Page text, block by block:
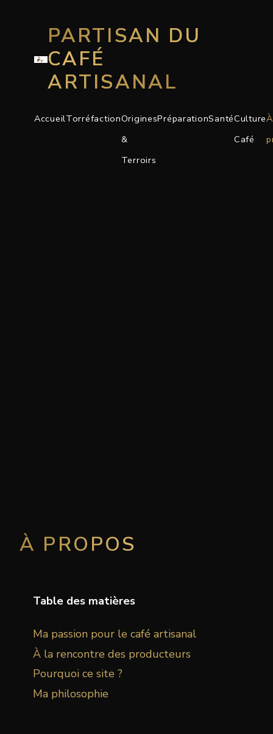
PARTISAN DU
CAFÉ
ARTISANAL
AccueilTorréfactionOrigines
&
Terroirs
PréparationSantéCulture
Café
À
À PROPOS
Table des matières
Ma passion pour le café artisanal
À la rencontre des producteurs
Pourquoi ce site ?
Ma philosophie